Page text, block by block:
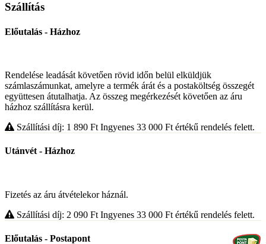
Szállítás
Előutalás - Házhoz
Rendelése leadását követően rövid időn belül elküldjük
számlaszámunkat, amelyre a termék árát és a postaköltség összegét
együttesen átutalhatja. Az összeg megérkezését követően az áru
házhoz szállításra kerül.
Szállítási díj: 1 890 Ft Ingyenes 33 000 Ft értékű rendelés felett.
Utánvét - Házhoz
Fizetés az áru átvételekor háznál.
Szállítási díj: 2 090 Ft Ingyenes 33 000 Ft értékű rendelés felett.
Előutalás - Postapont